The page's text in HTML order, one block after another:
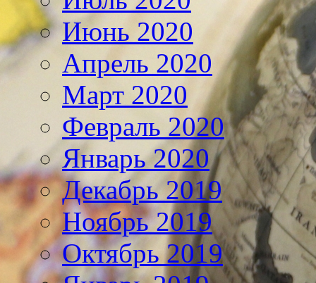
Июнь 2020
Апрель 2020
Март 2020
Февраль 2020
Январь 2020
Декабрь 2019
Ноябрь 2019
Октябрь 2019